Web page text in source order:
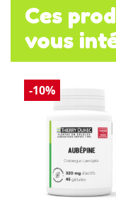
Ces
vous
-10%